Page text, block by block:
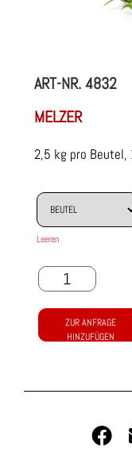
ART-NR.4832
MELZER
2,5 kg pro
Leeren
ZUR ANFRAGE
HINZUFÜGEN